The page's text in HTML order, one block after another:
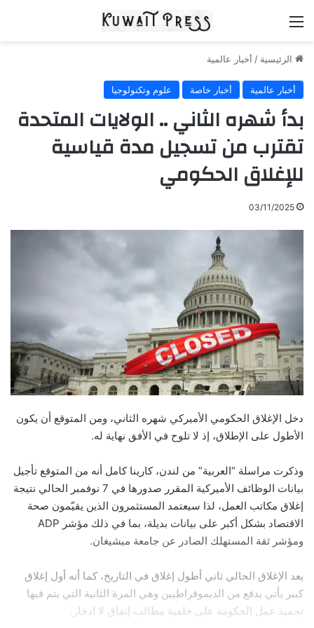
الرئيسية / أخبار عالمية
أخبار عالمية أخبار خاصة علوم وتكنولوجيا
بدأ شهره الثاني .. الولايات المتحدة
تقترب من تسجيل مدة قياسية
للإغلاق الحكومي
03/11/2025
دخل الإغلاق الحكومي الأميركي شهره الثاني، ومن المتوقع أن يكون
الأطول على الإطلاق، إذ لا تلوح في الأفق نهاية له.
وذكرت مراسلة “العربية” من لندن، كارينا كامل أنه من المتوقع تأجيل
بيانات الوظائف الأميركية المقرر صدورها في 7 نوفمبر الحالي نتيجة
إغلاق مكاتب العمل، لذا سيعتمد المستثمرون الذين يقيّمون صحة
الاقتصاد بشكل أكبر على بيانات بديلة، بما في ذلك مؤشر ADP
ومؤشر ثقة المستهلك الصادر عن جامعة ميشيغان.
يعد الإغلاق الحالي ثاني أطول إغلاق في التاريخ، كما أنه أول إغلاق
كبير يأتي بدفع من الديموقراطيين وهي المرة الثانية التي يتم فيها
تجميد عمل الحكومة على خلفية مطالب إنفاق لا ادخار.